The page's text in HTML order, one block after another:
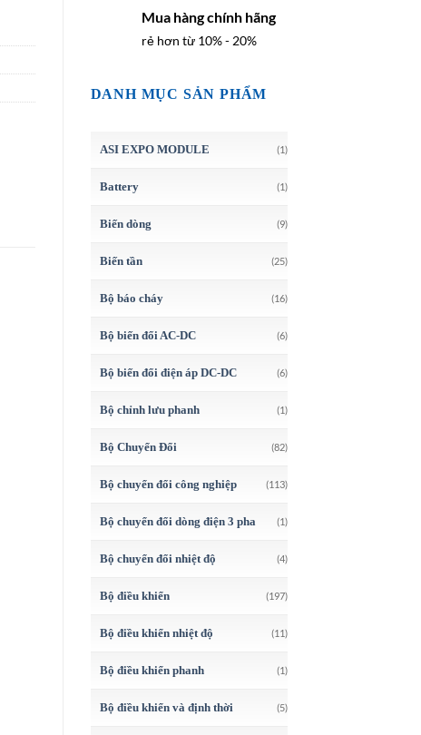
Mua hàng chính hãng
rẻ hơn từ 10% - 20%
DANH MỤC SẢN PHẨM
ASI EXPO MODULE (1)
Battery (1)
Biến dòng (9)
Biến tần (25)
Bộ báo cháy (16)
Bộ biến đổi AC-DC (6)
Bộ biến đổi điện áp DC-DC (6)
Bộ chỉnh lưu phanh (1)
Bộ Chuyển Đổi (82)
Bộ chuyển đổi công nghiệp (113)
Bộ chuyển đổi dòng điện 3 pha (1)
Bộ chuyển đổi nhiệt độ (4)
Bộ điều khiển (197)
Bộ điều khiển nhiệt độ (11)
Bộ điều khiển phanh (1)
Bộ điều khiển và định thời (5)